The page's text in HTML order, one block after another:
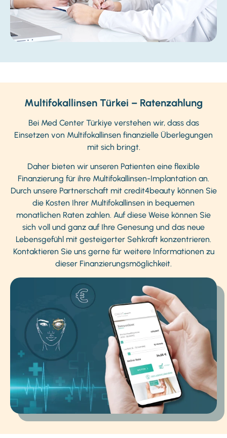
Multifokallinsen Türkei – Ratenzahlung
Bei Med Center Türkiye verstehen wir, dass das
Einsetzen von Multifokallinsen finanzielle Überlegungen
mit sich bringt.
Daher bieten wir unseren Patienten eine flexible
Finanzierung für ihre Multifokallinsen-Implantation an.
Durch unsere Partnerschaft mit credit4beauty können Sie
die Kosten Ihrer Multifokallinsen in bequemen
monatlichen Raten zahlen. Auf diese Weise können Sie
sich voll und ganz auf Ihre Genesung und das neue
Lebensgefühl mit gesteigerter Sehkraft konzentrieren.
Kontaktieren Sie uns gerne für weitere Informationen zu
dieser Finanzierungsmöglichkeit.